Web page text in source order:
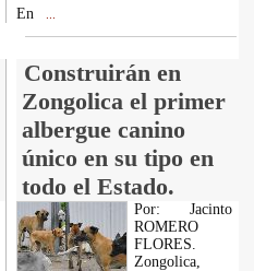
En
Construirán en
Zongolica el primer
albergue canino
único en su tipo en
todo el Estado.
Por: Jacinto
ROMERO
FLORES.
Zongolica,